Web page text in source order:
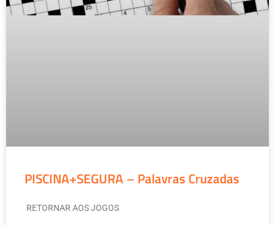
PISCINA+SEGURA – Palavras Cruzadas
RETORNAR AOS JOGOS